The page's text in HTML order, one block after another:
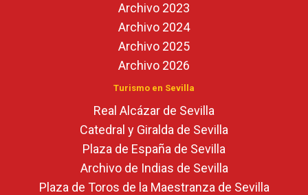
Archivo 2023
Archivo 2024
Archivo 2025
Archivo 2026
Turismo en Sevilla
Real Alcázar de Sevilla
Catedral y Giralda de Sevilla
Plaza de España de Sevilla
Archivo de Indias de Sevilla
Plaza de Toros de la Maestranza de Sevilla